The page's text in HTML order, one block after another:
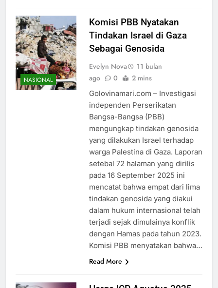
NASIONAL
Komisi PBB Nyatakan
Tindakan Israel di Gaza
Sebagai Genosida
Evelyn Nova
11 bulan
ago
0 2 mins
Golovinamari.com – Investigasi
independen Perserikatan
Bangsa-Bangsa (PBB)
mengungkap tindakan genosida
yang dilakukan Israel terhadap
warga Palestina di Gaza. Laporan
setebal 72 halaman yang dirilis
pada 16 September 2025 ini
mencatat bahwa empat dari lima
tindakan genosida yang diakui
dalam hukum internasional telah
terjadi sejak dimulainya konflik
dengan Hamas pada tahun 2023.
Komisi PBB menyatakan bahwa…
Read More